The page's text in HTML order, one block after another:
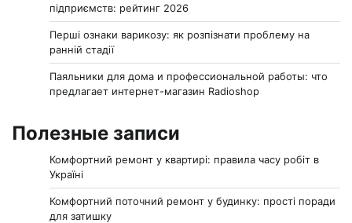
підприємств: рейтинг 2026
Перші ознаки варикозу: як розпізнати проблему на
ранній стадії
Паяльники для дома и профессиональной работы: что
предлагает интернет-магазин Radioshop
Полезные записи
Комфортний ремонт у квартирі: правила часу робіт в
Україні
Комфортний поточний ремонт у будинку: прості поради
для затишку